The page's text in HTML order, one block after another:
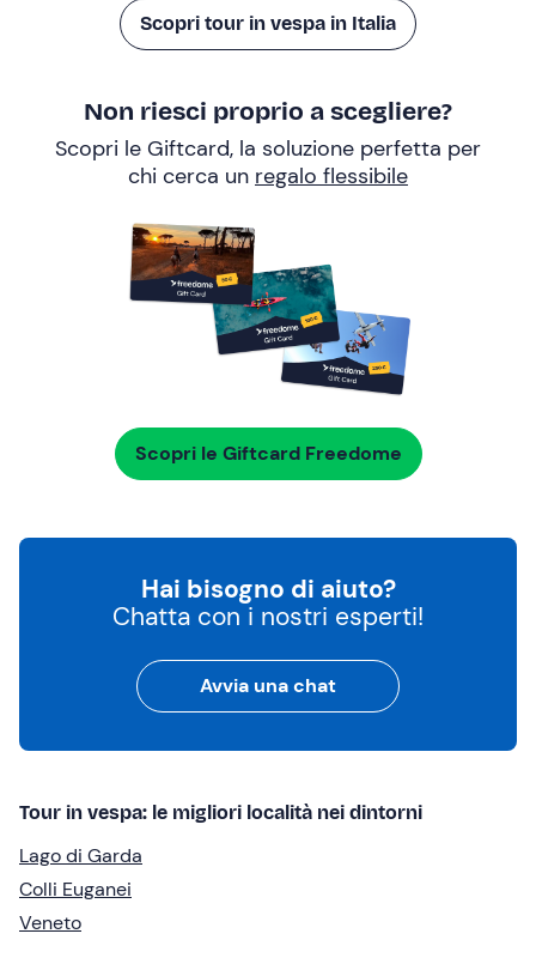
Scopri tour in vespa in Italia
Non riesci proprio a scegliere?
Scopri le Giftcard, la soluzione perfetta per
chi cerca un regalo flessibile
Scopri le Giftcard Freedome
Hai bisogno di aiuto?
Chatta con i nostri esperti!
Avvia una chat
Tour in vespa: le migliori località nei dintorni
Lago di Garda
Colli Euganei
Veneto